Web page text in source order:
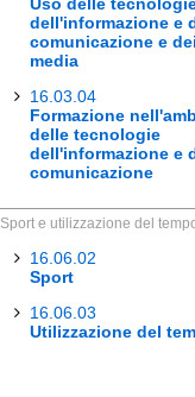
dell'informazione e
comunicazione e dei
media
16.03.04
Formazione
delle tecnologie
dell'informazione e
comunicazione
Sport e utilizzazione del
16.06.02
Sport
16.06.03
Utilizzazione del